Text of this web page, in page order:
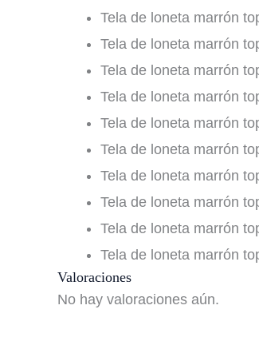
Tela de loneta marrón
Tela de loneta marrón
Tela de loneta marrón
Tela de loneta marrón
Tela de loneta marrón
Tela de loneta marrón
Tela de loneta marrón
Tela de loneta marrón
Tela de loneta marrón
Tela de loneta marrón
Valoraciones
No hay valoraciones aún.